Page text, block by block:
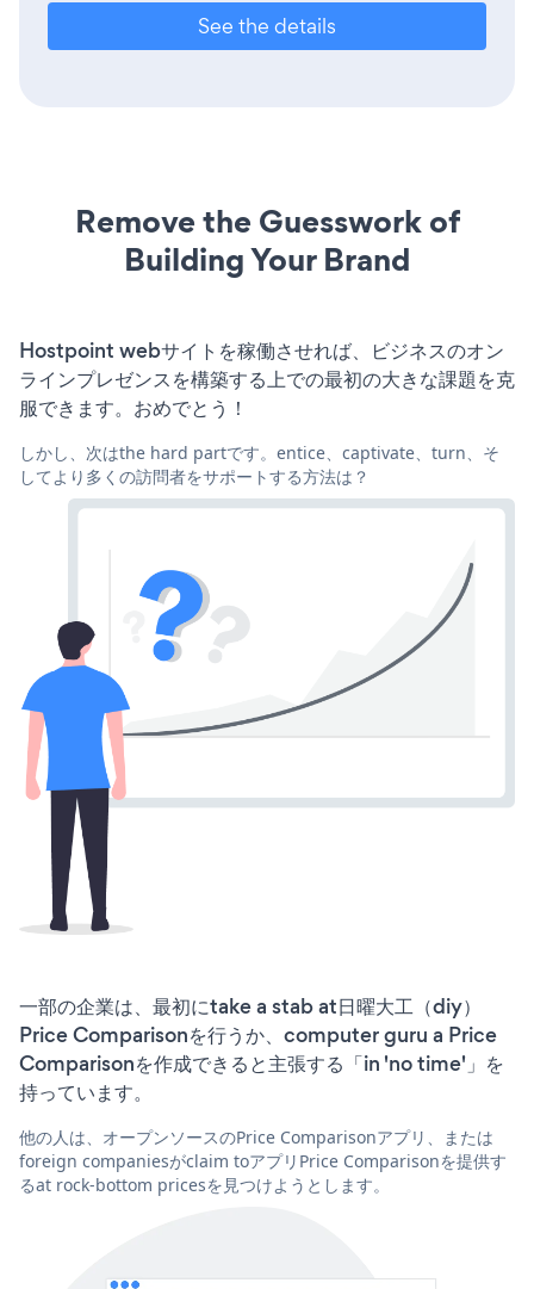
See the details
Remove the Guesswork of
Building Your Brand
Hostpoint webサイトを稼働させれば、ビジネスのオン
ラインプレゼンスを構築する上での最初の大きな課題を克
服できます。おめでとう！
しかし、次はthe hard partです。entice、captivate、turn、そ
してより多くの訪問者をサポートする方法は？
一部の企業は、最初にtake a stab at日曜大工（diy）
Price Comparisonを行うか、computer guru a Price
Comparisonを作成できると主張する「in 'no time'」を
持っています。
他の人は、オープンソースのPrice Comparisonアプリ、または
foreign companiesがclaim toアプリPrice Comparisonを提供す
るat rock-bottom pricesを見つけようとします。